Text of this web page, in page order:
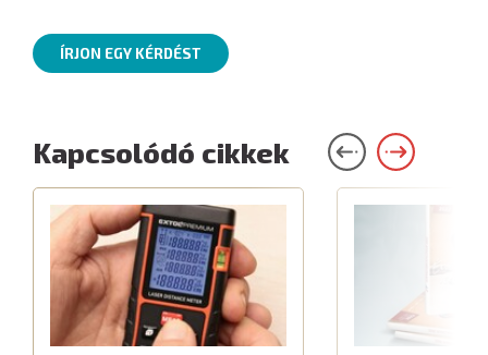
ÍRJON EGY KÉRDÉST
Kapcsolódó cikkek